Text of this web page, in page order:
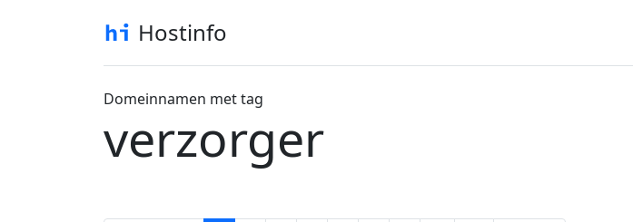
Hostinfo
Domeinnamen met tag
verzorger